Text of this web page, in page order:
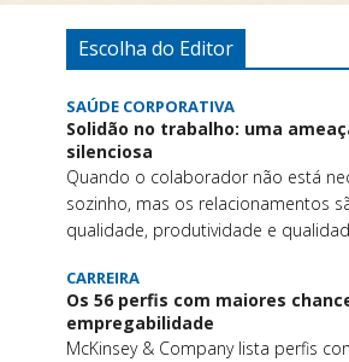
Escolha do Editor
SAÚDE CORPORATIVA
Solidão no trabalho: uma
silenciosa
Quando o colaborador não está
sozinho, mas os relacionamentos
qualidade, produtividade e
CARREIRA
Os 56 perfis com maiores
empregabilidade
McKinsey & Company lista perfis